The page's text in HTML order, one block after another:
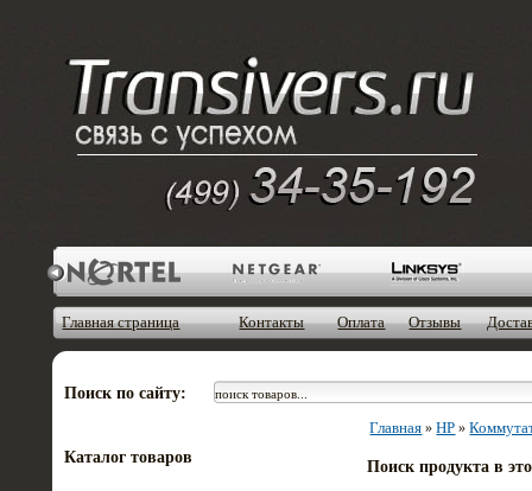
Главная страница Контакты Оплата Отзывы
Поиск по сайту:
Каталог товаров
Главная »HP »
Поиск продукта в